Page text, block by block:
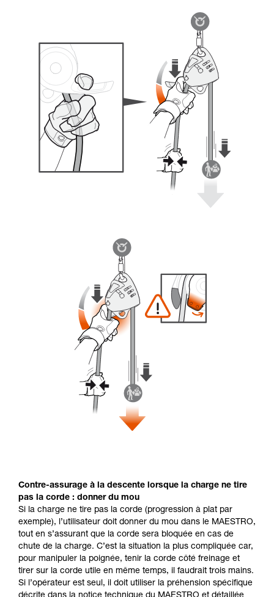
Contre-assurage à la descente lorsque la charge ne tire
pas la corde : donner du mou
Si la charge ne tire pas la corde (progression à plat par
exemple), l’utilisateur doit donner du mou dans le MAESTRO,
tout en s’assurant que la corde sera bloquée en cas de
chute de la charge. C’est la situation la plus compliquée car,
pour manipuler la poignée, tenir la corde côté freinage et
tirer sur la corde utile en même temps, il faudrait trois mains.
Si l’opérateur est seul, il doit utiliser la préhension spécifique